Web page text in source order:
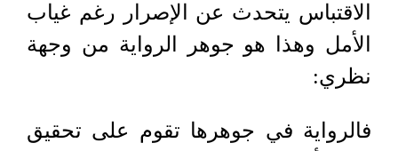
الاقتباس يتحدث عن الإصرار رغم غياب
الأمل وهذا هو جوهر الرواية من وجهة
نظري:
فالرواية في جوهرها تقوم على تحقيق